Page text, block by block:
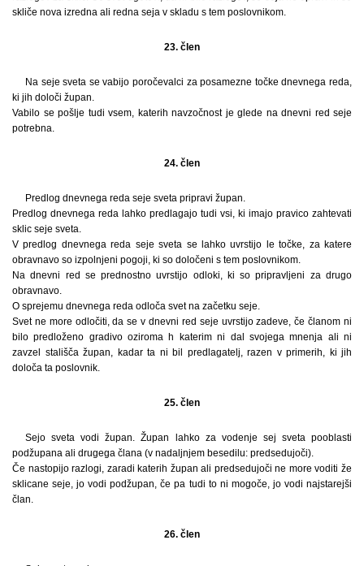
skliče nova izredna ali redna seja v skladu s tem poslovnikom.
23. člen
Na seje sveta se vabijo poročevalci za posamezne točke dnevnega reda,
ki jih določi župan.
Vabilo se pošlje tudi vsem, katerih navzočnost je glede na dnevni red seje
potrebna.
24. člen
Predlog dnevnega reda seje sveta pripravi župan.
Predlog dnevnega reda lahko predlagajo tudi vsi, ki imajo pravico zahtevati
sklic seje sveta.
V predlog dnevnega reda seje sveta se lahko uvrstijo le točke, za katere
obravnavo so izpolnjeni pogoji, ki so določeni s tem poslovnikom.
Na dnevni red se prednostno uvrstijo odloki, ki so pripravljeni za drugo
obravnavo.
O sprejemu dnevnega reda odloča svet na začetku seje.
Svet ne more odločiti, da se v dnevni red seje uvrstijo zadeve, če članom ni
bilo predloženo gradivo oziroma h katerim ni dal svojega mnenja ali ni
zavzel stališča župan, kadar ta ni bil predlagatelj, razen v primerih, ki jih
določa ta poslovnik.
25. člen
Sejo sveta vodi župan. Župan lahko za vodenje sej sveta pooblasti
podžupana ali drugega člana (v nadaljnjem besedilu: predsedujoči).
Če nastopijo razlogi, zaradi katerih župan ali predsedujoči ne more voditi že
sklicane seje, jo vodi podžupan, če pa tudi to ni mogoče, jo vodi najstarejši
član.
26. člen